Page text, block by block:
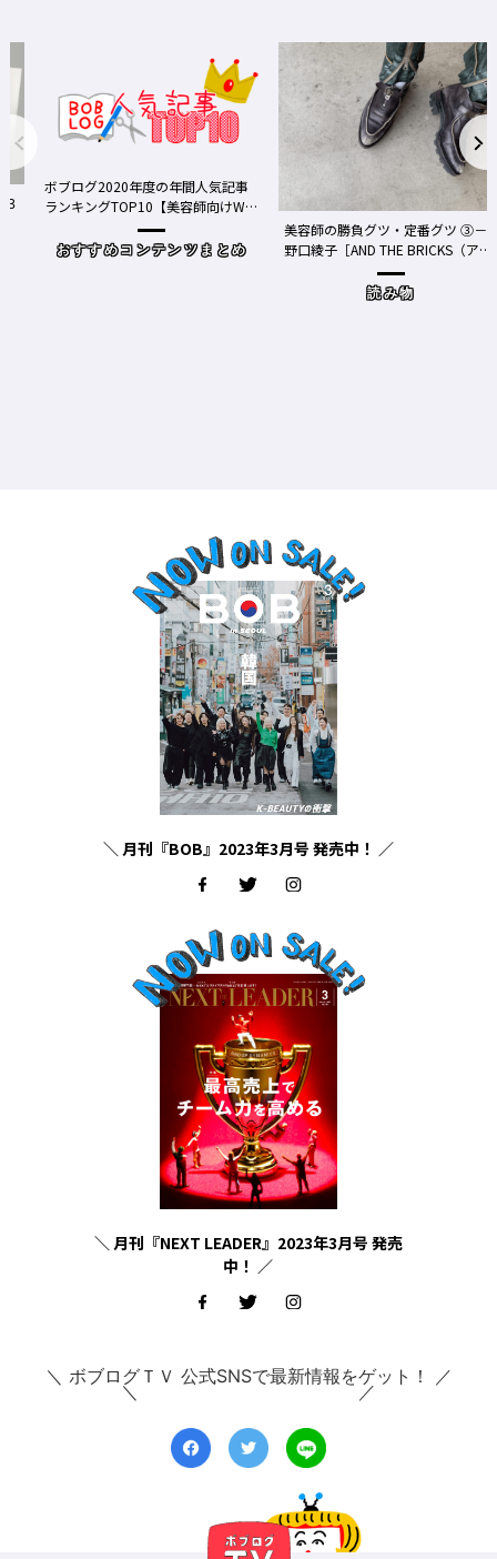
年度の年間人気記事
TOP10【美容師向けWe
コンテンツまとめ
美容師の勝負グツ・定番グツ ③－
野口綾子［AND THE BRICKS（アン
ドザブリックス）／神奈川県鎌倉
＼ 月刊『BOB』2023年3月号 発売中！ ／
＼ 月刊『NEXT LEADER』2023年3月号 発売
中！ ／
＼ ボブログＴＶ 公式SNSで最新情報をゲット！ ／